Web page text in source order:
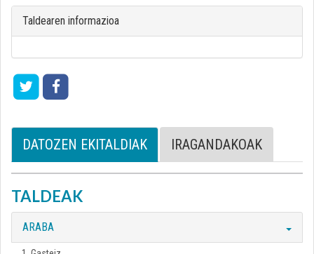
Taldearen informazioa
DATOZEN EKITALDIAK IRAGANDAKOAK
TALDEAK
ARABA